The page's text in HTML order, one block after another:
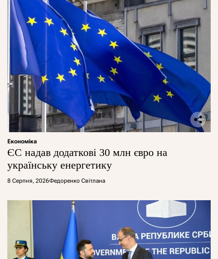
Економіка
ЄС надав додаткові 30 млн євро на
українську енергетику
8 Серпня, 2026Федоренко Світлана